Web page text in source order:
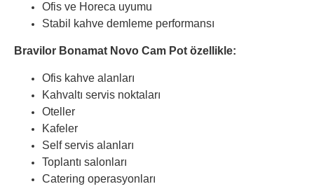
Ofis ve Horeca uyumu
Stabil kahve demleme performansı
Bravilor Bonamat Novo Cam Pot özellikle:
Ofis kahve alanları
Kahvaltı servis noktaları
Oteller
Kafeler
Self servis alanları
Toplantı salonları
Catering operasyonları